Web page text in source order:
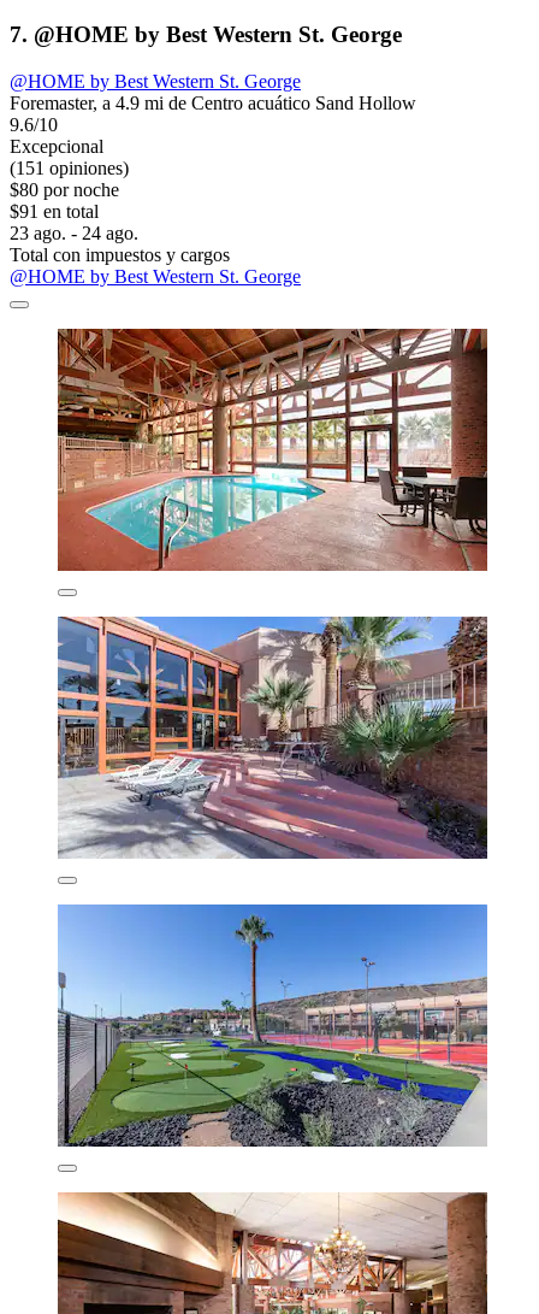
7. @HOME by Best Western St. George
@HOME by Best Western St. George
Foremaster, a 4.9 mi de Centro acuático Sand Hollow
9.6/10
Excepcional
(151 opiniones)
$80 por noche
$91 en total
23 ago. - 24 ago.
Total con impuestos y cargos
@HOME by Best Western St. George